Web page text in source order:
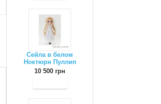
Сейла в белом
Ноктюрн Пуллип
10 500 грн